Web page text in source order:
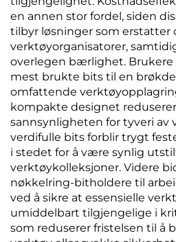
en annen stor fordel, siden
tilbyr løsninger som erstatter
verktøyorganisatorer,
overlegen bærlighet. Brukere
mest brukte bits til en
omfattende
kompakte designet
sannsynligheten for tyveri av
verdifulle bits forblir trygt
i stedet for å være synlig
verktøykolleksjoner. Videre
nøkkelring-bitholdere til
ved å sikre at essensielle
umiddelbart tilgjengelige i
som reduserer fristelsen til å